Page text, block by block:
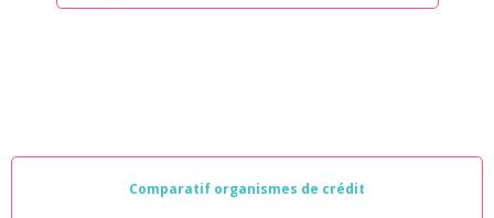
Comparatif organismes de crédit